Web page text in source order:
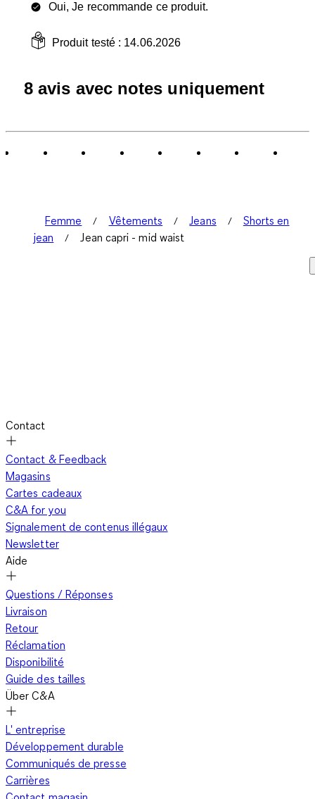
Oui, Je recommande ce produit.
Produit testé : 14.06.2026
8 avis avec notes uniquement
Femme Vêtements Jeans
Shorts en
jean
Jean capri - mid waist
Contact
Contact & Feedback
Magasins
Cartes cadeaux
C&A for you
Signalement de contenus illégaux
Newsletter
Aide
Questions / Réponses
Livraison
Retour
Réclamation
Disponibilité
Guide des tailles
Über C&A
L' entreprise
Développement durable
Communiqués de presse
Carrières